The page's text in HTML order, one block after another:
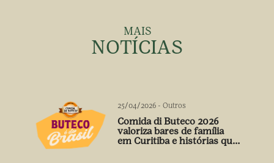
MAIS
NOTÍCIAS
25/04/2026 - Outros
Comida di Buteco 2026
valoriza bares de família
em Curitiba e histórias que